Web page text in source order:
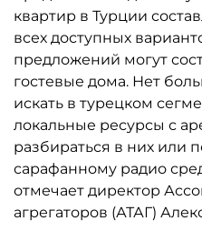
квартир в Турции
всех доступных
предложений могут
гостевые дома. Нет
искать в турецком
локальные ресурсы с
разбираться в них или
сарафанному радио
отмечает директор
агрегаторов (АТАГ)